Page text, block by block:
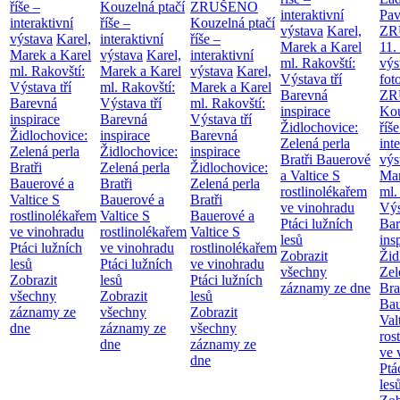
říše –
interaktivní
výstava Karel,
Marek a Karel
ml. Rakovští:
Výstava tří
Barevná
inspirace
Židlochovice:
Zelená perla
Bratři
Bauerové a
Valtice S
rostlinolékařem
ve vinohradu
Ptáci lužních
lesů
Zobrazit
všechny
záznamy ze
dne
Kouzelná ptačí
říše –
interaktivní
výstava Karel,
Marek a Karel
ml. Rakovští:
Výstava tří
Barevná
inspirace
Židlochovice:
Zelená perla
Bratři
Bauerové a
Valtice S
rostlinolékařem
ve vinohradu
Ptáci lužních
lesů
Zobrazit
všechny
záznamy ze
dne
ZRUŠENO
Kouzelná ptačí
říše –
interaktivní
výstava Karel,
Marek a Karel
ml. Rakovští:
Výstava tří
Barevná
inspirace
Židlochovice:
Zelená perla
Bratři
Bauerové a
Valtice S
rostlinolékařem
ve vinohradu
Ptáci lužních
lesů
Zobrazit
všechny
záznamy ze
dne
interaktivní
výstava Karel,
Marek a Karel
ml. Rakovští:
Výstava tří
Barevná
inspirace
Židlochovice:
Zelená perla
Bratři Bauerové
a Valtice S
rostlinolékařem
ve vinohradu
Ptáci lužních
lesů
Zobrazit
všechny
záznamy ze dne
ml.
ve